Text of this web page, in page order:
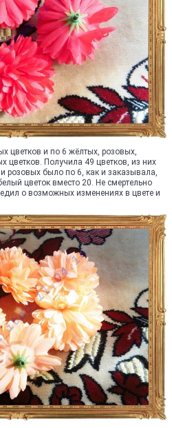
цветков и по 6 жёлтых, розовых,
цветков. Получила 49 цветков, из них
розовых было по 6, как и заказывала,
цветок вместо 20. Не смертельно
о возможных изменениях в цвете и